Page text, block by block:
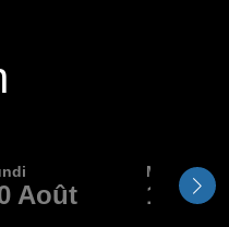
Août
Mardi
11